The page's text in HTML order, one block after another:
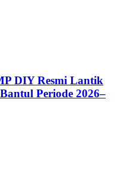
DIY Resmi Lantik
Periode 2026–